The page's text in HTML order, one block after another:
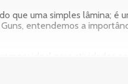
que uma simples lâmina;
entendemos a